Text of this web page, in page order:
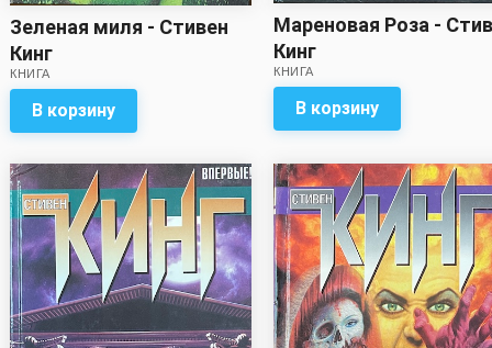
Зеленая миля - Стивен
Кинг
КНИГА
В корзину
Мареновая Роза -
Кинг
КНИГА
В корзину